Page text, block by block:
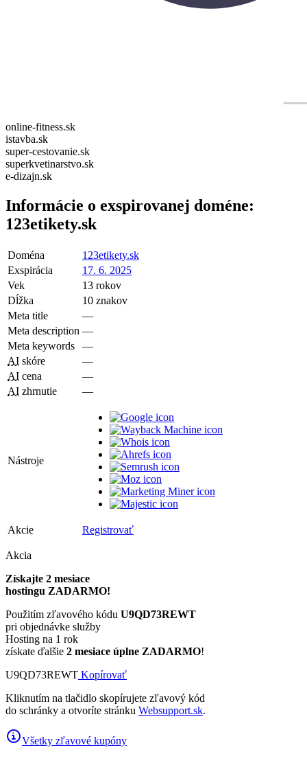
online-fitness.sk
istavba.sk
super-cestovanie.sk
superkvetinarstvo.sk
e-dizajn.sk
Informácie o exspirovanej doméne:
123etikety.sk
Doména
123etikety.sk
Exspirácia
17. 6. 2025
Vek
13 rokov
Dĺžka
10 znakov
Meta title
—
Meta description —
Meta keywords
—
AI skóre
—
AI cena
—
AI zhrnutie —
Nástroje
Akcie Registrovať
Akcia
Získajte 2 mesiace
hostingu ZADARMO!
Použitím zľavového kódu U9QD73REWT
pri objednávke služby
Hosting na 1 rok
získate ďalšie 2 mesiace úplne ZADARMO!
U9QD73REWT Kopírovať
Kliknutím na tlačidlo skopírujete zľavový kód
do schránky a otvoríte stránku Websupport.sk.
Všetky zľavové kupóny